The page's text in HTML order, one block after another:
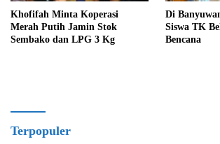
Khofifah Minta Koperasi
Merah Putih Jamin Stok
Sembako dan LPG 3 Kg
Di
Siswa TK
Bencana
Terpopuler